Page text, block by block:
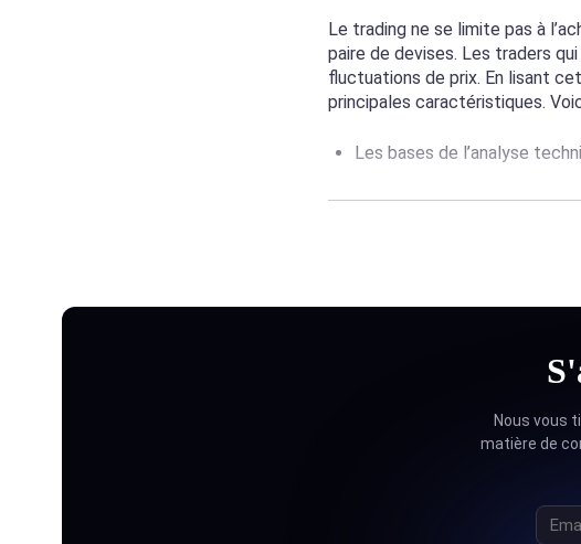
Le trading ne se limite pas à
paire de devises. Les traders
fluctuations de prix. En lisant
principales caractéristiques.
Les bases de l’analyse
Les indicateurs de trading;
Commençons par le
développement de l’analyse
Ensuite, vous en saurez plus
très populaires de nos jours et
leur permettent d’analyser les
Nous vous
matière de